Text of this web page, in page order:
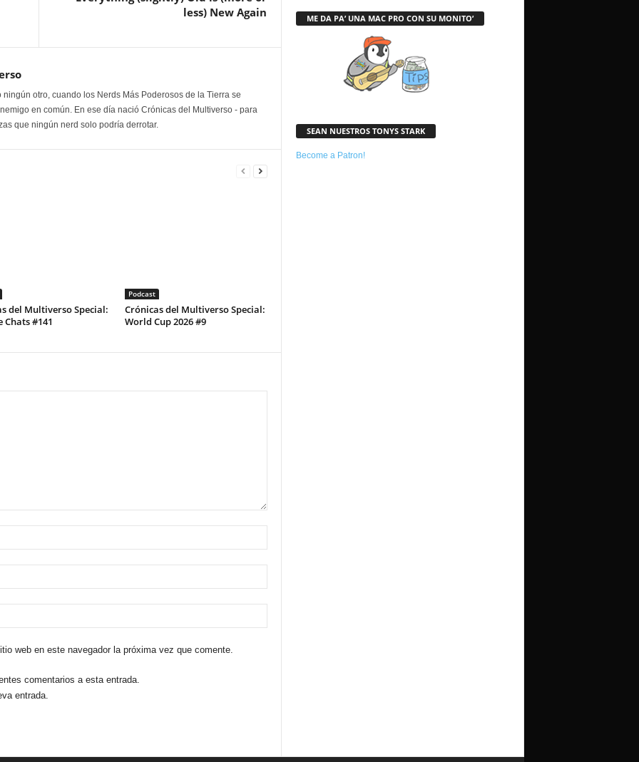
less) New Again
ningún otro, cuando los Nerds Más Poderosos de la Tierra se
en común. En ese día nació Crónicas del Multiverso - para
que ningún nerd solo podría derrotar.
del Multiverso Special:
Chats #141
Podcast
Crónicas del Multiverso Special:
World Cup 2026 #9
web en este navegador la próxima vez que comente.
comentarios a esta entrada.
entrada.
ME DA PA’ UNA MAC PRO CON SU MONITO’
SEAN NUESTROS TONYS STARK
Become a Patron!